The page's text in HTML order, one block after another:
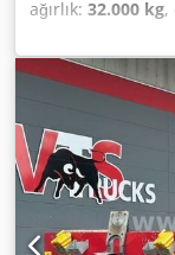
ağırlık: 32.000 kg,
,
alanı genişliği:
mm, yükleme
, toplam
Donanım:
,
Chassis /
Tyres: 385/65
SAF axles with
Body: * Steel